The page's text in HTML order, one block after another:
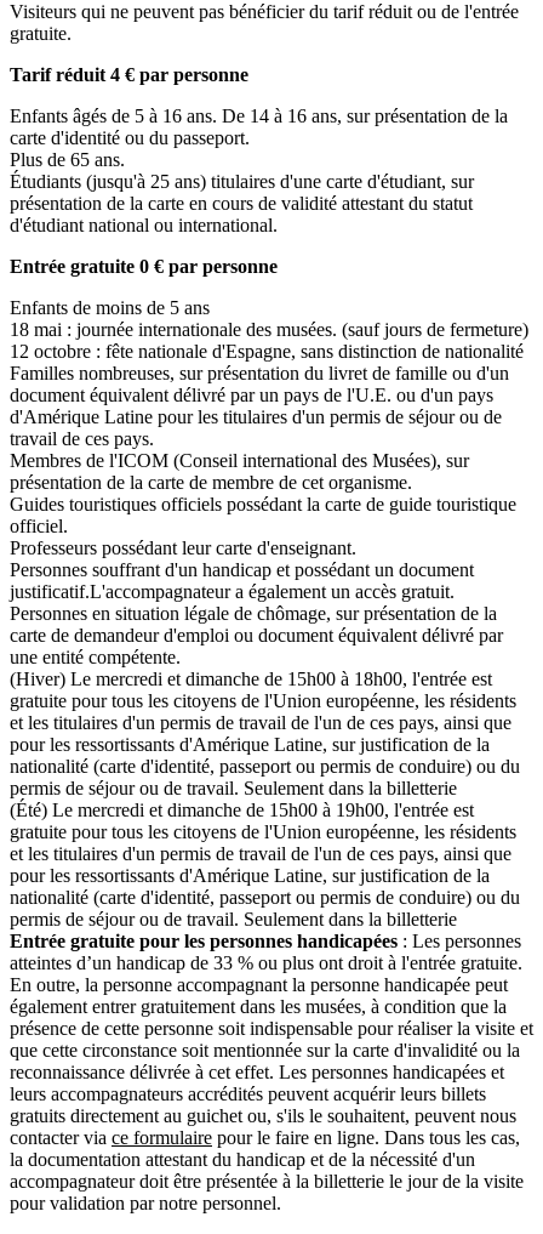
Visiteurs qui ne peuvent pas bénéficier du tarif réduit ou de l'entrée
gratuite.
Tarif réduit 4 € par personne
Enfants âgés de 5 à 16 ans. De 14 à 16 ans, sur présentation de la
carte d'identité ou du passeport.
Plus de 65 ans.
Étudiants (jusqu'à 25 ans) titulaires d'une carte d'étudiant, sur
présentation de la carte en cours de validité attestant du statut
d'étudiant national ou international.
Entrée gratuite 0 € par personne
Enfants de moins de 5 ans
18 mai : journée internationale des musées. (sauf jours de fermeture)
12 octobre : fête nationale d'Espagne, sans distinction de nationalité
Familles nombreuses, sur présentation du livret de famille ou d'un
document équivalent délivré par un pays de l'U.E. ou d'un pays
d'Amérique Latine pour les titulaires d'un permis de séjour ou de
travail de ces pays.
Membres de l'ICOM (Conseil international des Musées), sur
présentation de la carte de membre de cet organisme.
Guides touristiques officiels possédant la carte de guide touristique
officiel.
Professeurs possédant leur carte d'enseignant.
Personnes souffrant d'un handicap et possédant un document
justificatif.L'accompagnateur a également un accès gratuit.
Personnes en situation légale de chômage, sur présentation de la
carte de demandeur d'emploi ou document équivalent délivré par
une entité compétente.
(Hiver) Le mercredi et dimanche de 15h00 à 18h00, l'entrée est
gratuite pour tous les citoyens de l'Union européenne, les résidents
et les titulaires d'un permis de travail de l'un de ces pays, ainsi que
pour les ressortissants d'Amérique Latine, sur justification de la
nationalité (carte d'identité, passeport ou permis de conduire) ou du
permis de séjour ou de travail. Seulement dans la billetterie
(Été) Le mercredi et dimanche de 15h00 à 19h00, l'entrée est
gratuite pour tous les citoyens de l'Union européenne, les résidents
et les titulaires d'un permis de travail de l'un de ces pays, ainsi que
pour les ressortissants d'Amérique Latine, sur justification de la
nationalité (carte d'identité, passeport ou permis de conduire) ou du
permis de séjour ou de travail. Seulement dans la billetterie
Entrée gratuite pour les personnes handicapées : Les personnes
atteintes d’un handicap de 33 % ou plus ont droit à l'entrée gratuite.
En outre, la personne accompagnant la personne handicapée peut
également entrer gratuitement dans les musées, à condition que la
présence de cette personne soit indispensable pour réaliser la visite et
que cette circonstance soit mentionnée sur la carte d'invalidité ou la
reconnaissance délivrée à cet effet. Les personnes handicapées et
leurs accompagnateurs accrédités peuvent acquérir leurs billets
gratuits directement au guichet ou, s'ils le souhaitent, peuvent nous
contacter via ce formulaire pour le faire en ligne. Dans tous les cas,
la documentation attestant du handicap et de la nécessité d'un
accompagnateur doit être présentée à la billetterie le jour de la visite
pour validation par notre personnel.